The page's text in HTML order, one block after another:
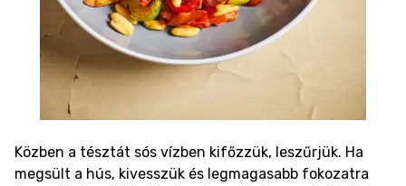
Közben a tésztát sós vízben kifőzzük, leszűrjük. Ha
megsült a hús, kivesszük és legmagasabb fokozatra